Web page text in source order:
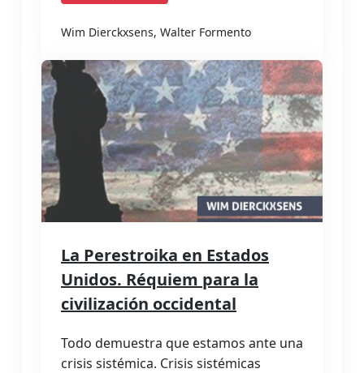
Wim Dierckxsens, Walter Formento
La Perestroika en Estados
Unidos. Réquiem para la
civilización occidental
Todo demuestra que estamos ante una
crisis sistémica. Crisis sistémicas